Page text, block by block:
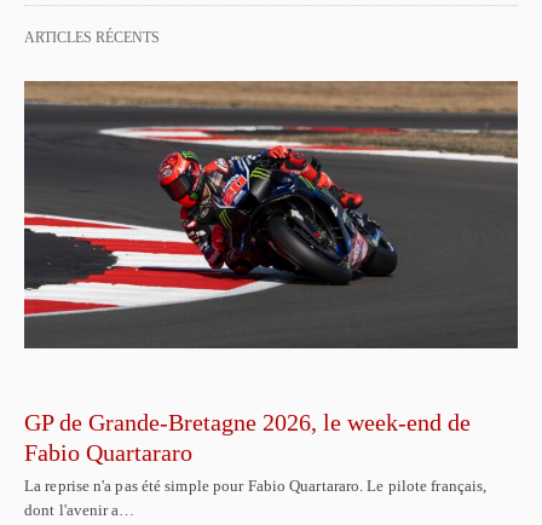
ARTICLES RÉCENTS
GP de Grande-Bretagne 2026, le week-end de
Fabio Quartararo
La reprise n'a pas été simple pour Fabio Quartararo. Le pilote français,
dont l'avenir a…